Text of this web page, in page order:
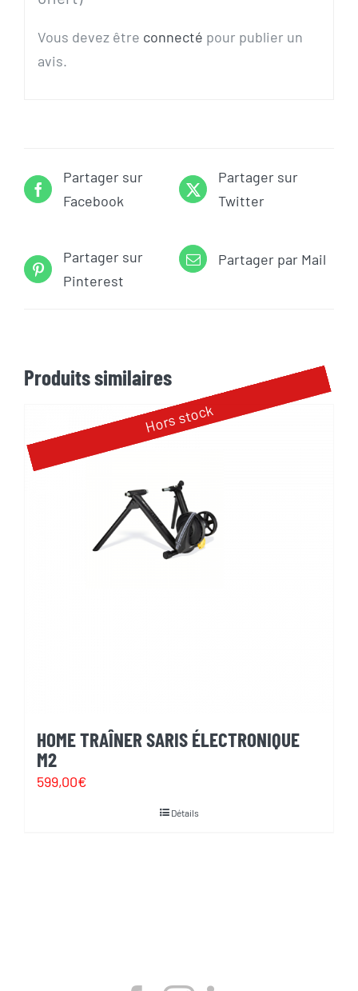
Vous devez être connecté pour publier un
avis.
Partager sur
Facebook
Partager sur
Twitter
Partager sur
Pinterest
Partager par Mail
Produits similaires
Hors stock
HOME TRAÎNER SARIS ÉLECTRONIQUE
M2
599,00€
Détails